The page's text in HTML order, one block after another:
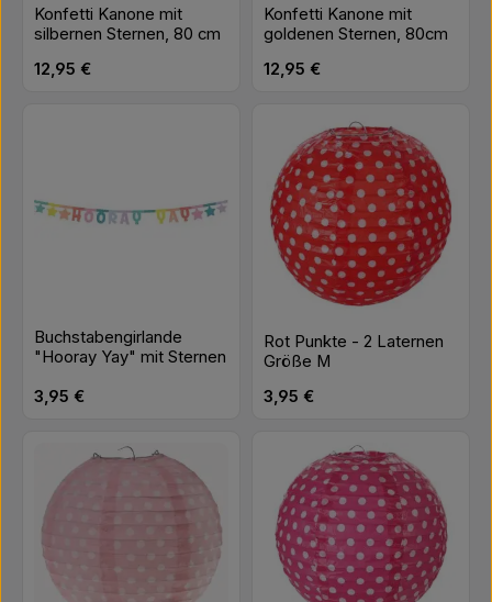
Konfetti Kanone mit
silbernen Sternen, 80 cm
Regulärer Preis:
12,95 €
Konfetti Kanone mit
goldenen Sternen, 80cm
Regulärer Preis:
12,95 €
Buchstabengirlande
"Hooray Yay" mit Sternen
Regulärer Preis:
3,95 €
Rot Punkte - 2 Laternen
Größe M
Regulärer Preis:
3,95 €